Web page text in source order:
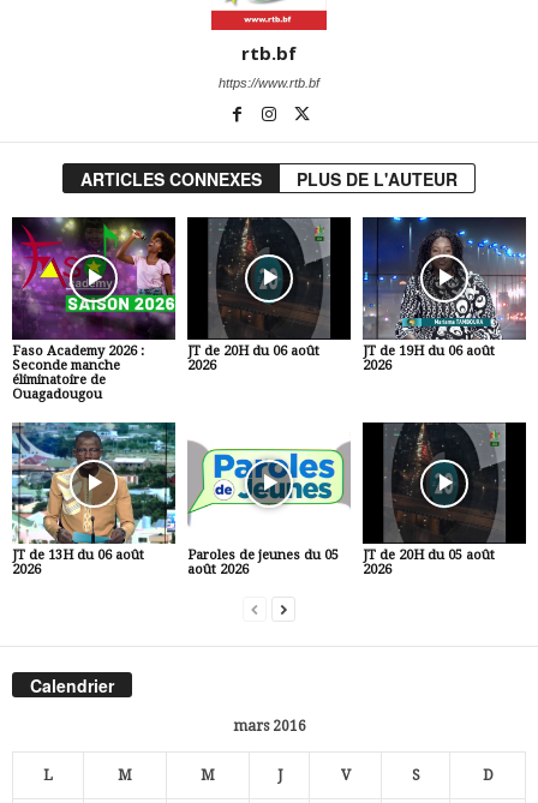
rtb.bf
https://www.rtb.bf
ARTICLES CONNEXES PLUS DE L'AUTEUR
Faso Academy 2026 :
Seconde manche
éliminatoire de
Ouagadougou
JT de 20H du 06 août
2026
JT de 19H du 06 août
2026
JT de 13H du 06 août
2026
Paroles de jeunes du 05
août 2026
JT de 20H du 05 août
2026
Calendrier
mars 2016
L M M J V S D